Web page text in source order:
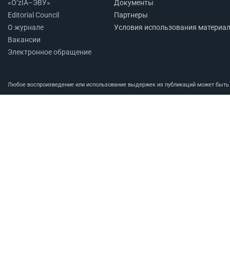
«O‘zIA–ЭВУ»
Editorial Council
О журнале
Вакансии
Электронное обращение
Документы
Партнеры
Условия использования
Любое воспроизведение или использование выдержек из публикаций может